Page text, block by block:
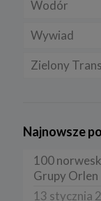
Wodór
Wywiad
Zielony
Najnowsze
100
Grupy Orlen
13 stycznia